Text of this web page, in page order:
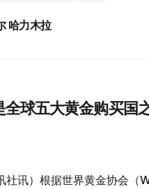
哈力木拉
全球五大黄金购买国
社讯）根据世界黄金协会（